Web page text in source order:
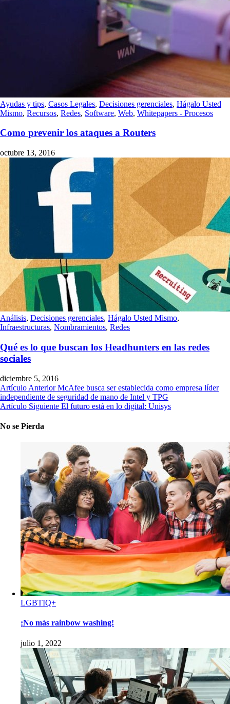
Ayudas y tips, Casos Legales, Decisiones gerenciales, Hágalo Usted
Mismo, Recursos, Redes, Software, Web, Whitepapers - Procesos
Como prevenir los ataques a Routers
octubre 13, 2016
Análisis, Decisiones gerenciales, Hágalo Usted Mismo,
Infraestructuras, Nombramientos, Redes
Qué es lo que buscan los Headhunters en las redes
sociales
diciembre 5, 2016
Artículo Anterior McAfee busca ser establecida como empresa líder
independiente de seguridad de mano de Intel y TPG
Artículo Siguiente El futuro está en lo digital: Unisys
No se Pierda
LGBTIQ+
¡No más rainbow washing!
julio 1, 2022